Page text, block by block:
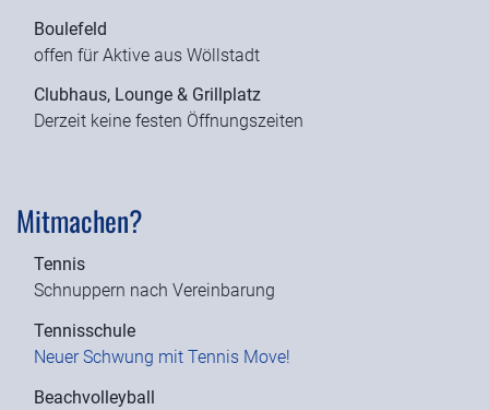
Boulefeld
offen für Aktive aus Wöllstadt
Clubhaus, Lounge & Grillplatz
Derzeit keine festen Öffnungszeiten
Mitmachen?
Tennis
Schnuppern nach Vereinbarung
Tennisschule
Neuer Schwung mit Tennis Move!
Beachvolleyball